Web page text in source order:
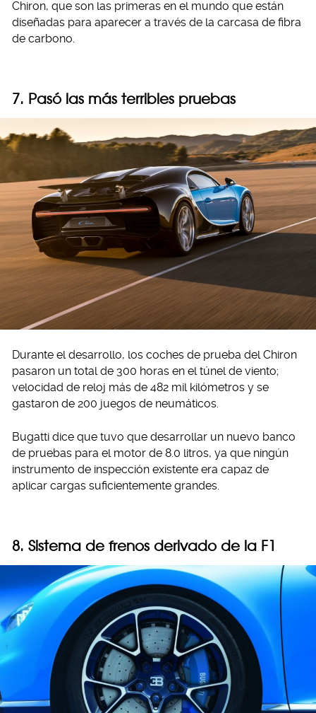
Chiron, que son las primeras en el mundo que están
diseñadas para aparecer a través de la carcasa de fibra
de carbono.
7. Pasó las más terribles pruebas
Durante el desarrollo, los coches de prueba del Chiron
pasaron un total de 300 horas en el túnel de viento;
velocidad de reloj más de 482 mil kilómetros y se
gastaron de 200 juegos de neumáticos.
Bugatti dice que tuvo que desarrollar un nuevo banco
de pruebas para el motor de 8.0 litros, ya que ningún
instrumento de inspección existente era capaz de
aplicar cargas suficientemente grandes.
8. Sistema de frenos derivado de la F1